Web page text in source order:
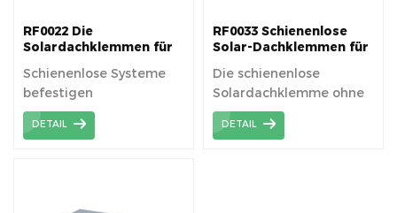
RF0022 Die
Solardachklemmen für
Systeme
Schienenlose Systeme
befestigen
Komponenten direkt auf
dem Dach, um die
DETAIL
RF0033 Schienenlose
Solar-Dachklemmen für
Montagesystem
Die schienenlose
Solardachklemme ohne
Durchdringung der
Dachfläche.
DETAIL